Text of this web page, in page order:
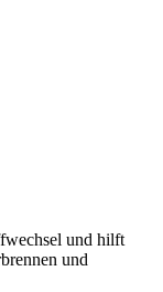
und hilft
und